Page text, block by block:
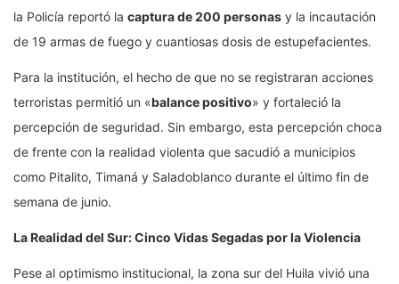
la Policía reportó la captura de 200 personas y la incautación
de 19 armas de fuego y cuantiosas dosis de estupefacientes.
Para la institución, el hecho de que no se registraran acciones
terroristas permitió un «balance positivo» y fortaleció la
percepción de seguridad. Sin embargo, esta percepción choca
de frente con la realidad violenta que sacudió a municipios
como Pitalito, Timaná y Saladoblanco durante el último fin de
semana de junio.
La Realidad del Sur: Cinco Vidas Segadas por la Violencia
Pese al optimismo institucional, la zona sur del Huila vivió una